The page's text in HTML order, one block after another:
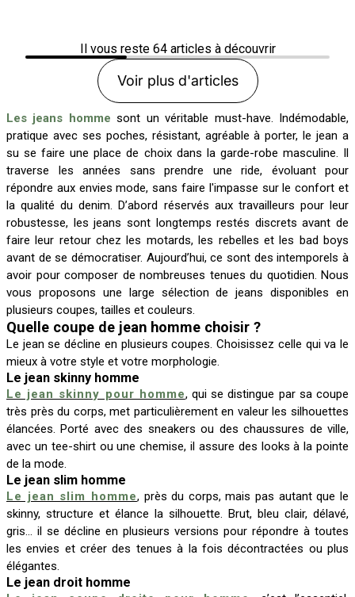
Il vous reste 64articles à découvrir
Voir plus d'articles
Les jeans homme sont un véritable must-have. Indémodable,
pratique avec ses poches, résistant, agréable à porter, le jean a
su se faire une place de choix dans la garde-robe masculine. Il
traverse les années sans prendre une ride, évoluant pour
répondre aux envies mode, sans faire l'impasse sur le confort et
la qualité du denim. D’abord réservés aux travailleurs pour leur
robustesse, les jeans sont longtemps restés discrets avant de
faire leur retour chez les motards, les rebelles et les bad boys
avant de se démocratiser. Aujourd’hui, ce sont des intemporels à
avoir pour composer de nombreuses tenues du quotidien. Nous
vous proposons une large sélection de jeans disponibles en
plusieurs coupes, tailles et couleurs.
Quelle coupe de jean homme choisir ?
Le jean se décline en plusieurs coupes. Choisissez celle qui va le
mieux à votre style et votre morphologie.
Le jean skinny homme
Le jean skinny pour homme, qui se distingue par sa coupe
très près du corps, met particulièrement en valeur les silhouettes
élancées. Porté avec des sneakers ou des chaussures de ville,
avec un tee-shirt ou une chemise, il assure des looks à la pointe
de la mode.
Le jean slim homme
Le jean slim homme, près du corps, mais pas autant que le
skinny, structure et élance la silhouette. Brut, bleu clair, délavé,
gris… il se décline en plusieurs versions pour répondre à toutes
les envies et créer des tenues à la fois décontractées ou plus
élégantes.
Le jean droit homme